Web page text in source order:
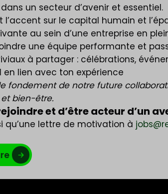
un secteur d’avenir et essentiel.
l’accent sur le capital humain et
au sein d’une entreprise en
une équipe performante et
à partager : célébrations,
en lien avec ton expérience
fondement de notre future
bien-être.
et d’être acteur d’un
qu’une lettre de motivation à